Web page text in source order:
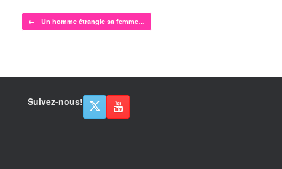
Post navigation
← Un homme étrangle sa femme…
Suivez-nous!